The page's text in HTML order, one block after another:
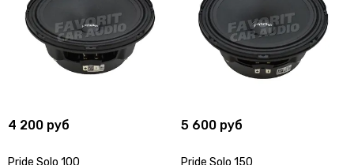
4 200 руб 5 600 руб